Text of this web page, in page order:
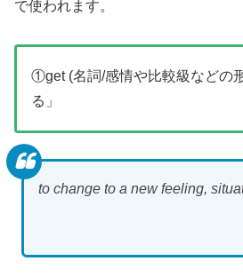
で使われます。
①get (名詞/感情や比較級などの
る」
to change to a new feeling,